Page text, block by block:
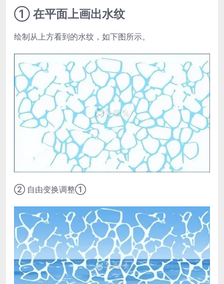
① 在平面上画出水纹
绘制从上方看到的水纹，如下图所示。
② 自由变换调整①